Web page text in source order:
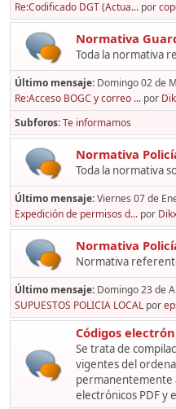
Re:Codificado DGT (Actua... por
Normativa
Toda la normativa
Último mensaje: Domingo 02 de
Re:Acceso BOGC y correo ... por
Subforos Te informamos
Normativa
Toda la normativa
Último mensaje:Viernes 07 de
Expedición de permisos d... por
Normativa
Normativa
Último mensaje: Domingo 23 de
SUPUESTOS POLICIA LOCAL por
Códigos
Se trata de
vigentes del
permanentemente
electrónicos PDF y